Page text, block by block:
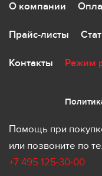
О компании
Прайс-листы
Контакты Режим
Помощь при
или позвоните по
+7 495 125-30-00